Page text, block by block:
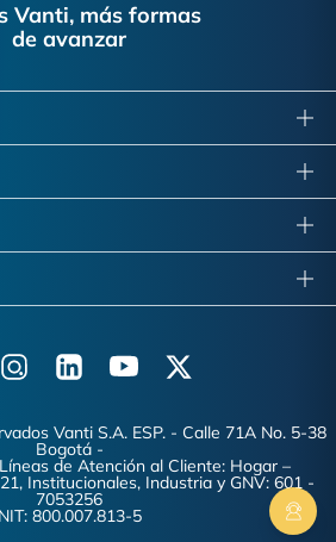
Vanti, más formas
de avanzar
LinkedinYoutubeX (Twitter)
Vanti S.A. ESP. - Calle 71A No. 5-38
Bogotá -
de Atención al Cliente: Hogar –
Institucionales, Industria y GNV: 601 -
7053256
NIT: 800.007.813-5